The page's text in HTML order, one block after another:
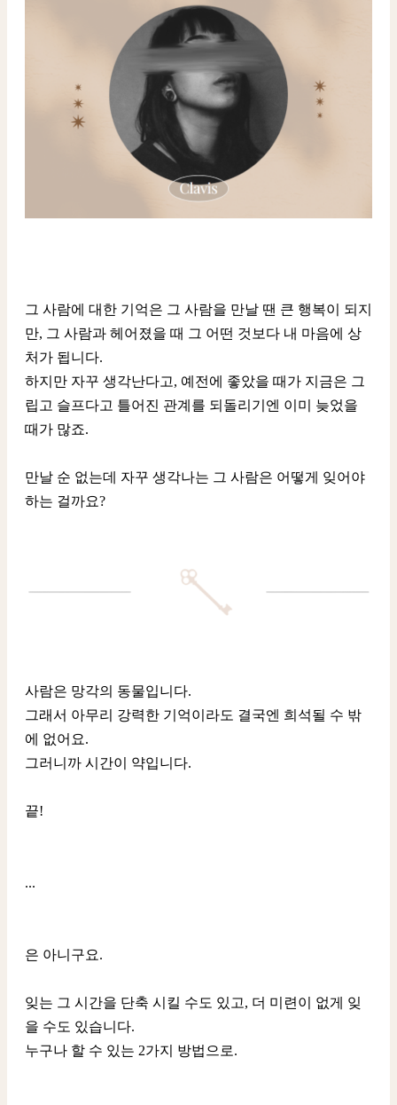
그 사람에 대한 기억은 그 사람을 만날 땐 큰 행복이 되지
만, 그 사람과 헤어졌을 때 그 어떤 것보다 내 마음에 상
처가 됩니다.
하지만 자꾸 생각난다고, 예전에 좋았을 때가 지금은 그
립고 슬프다고 틀어진 관계를 되돌리기엔 이미 늦었을
때가 많죠.
만날 순 없는데 자꾸 생각나는 그 사람은 어떻게 잊어야
하는 걸까요?
사람은 망각의 동물입니다.
그래서 아무리 강력한 기억이라도 결국엔 희석될 수 밖
에 없어요.
그러니까 시간이 약입니다.
끝!
...
은 아니구요.
잊는 그 시간을 단축 시킬 수도 있고, 더 미련이 없게 잊
을 수도 있습니다.
누구나 할 수 있는 2가지 방법으로.